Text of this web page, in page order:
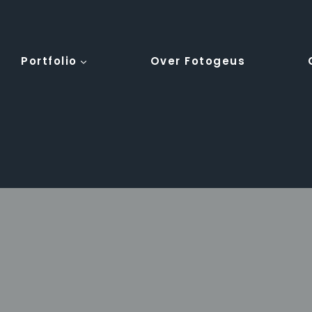
Portfolio Over Fotogeus